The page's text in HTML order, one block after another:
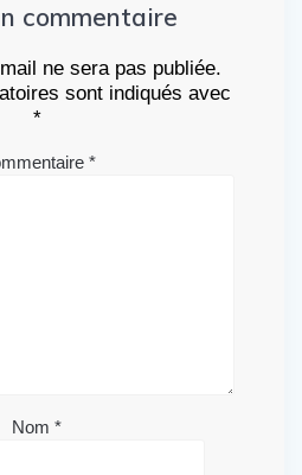
commentaire
ne sera pas publiée.
sont indiqués avec
*
*
Nom *